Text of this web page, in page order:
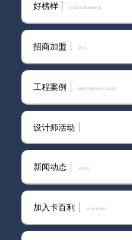
好榜样 A GOOD EXAMPLE
招商加盟 join
工程案例 ENGINEERING CASES
设计师活动
新闻动态 news
加入卡百利 JOIN KABEL